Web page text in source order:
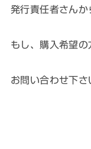
発行責任者さんか
もし、購入希望
お問い合わせ下さ